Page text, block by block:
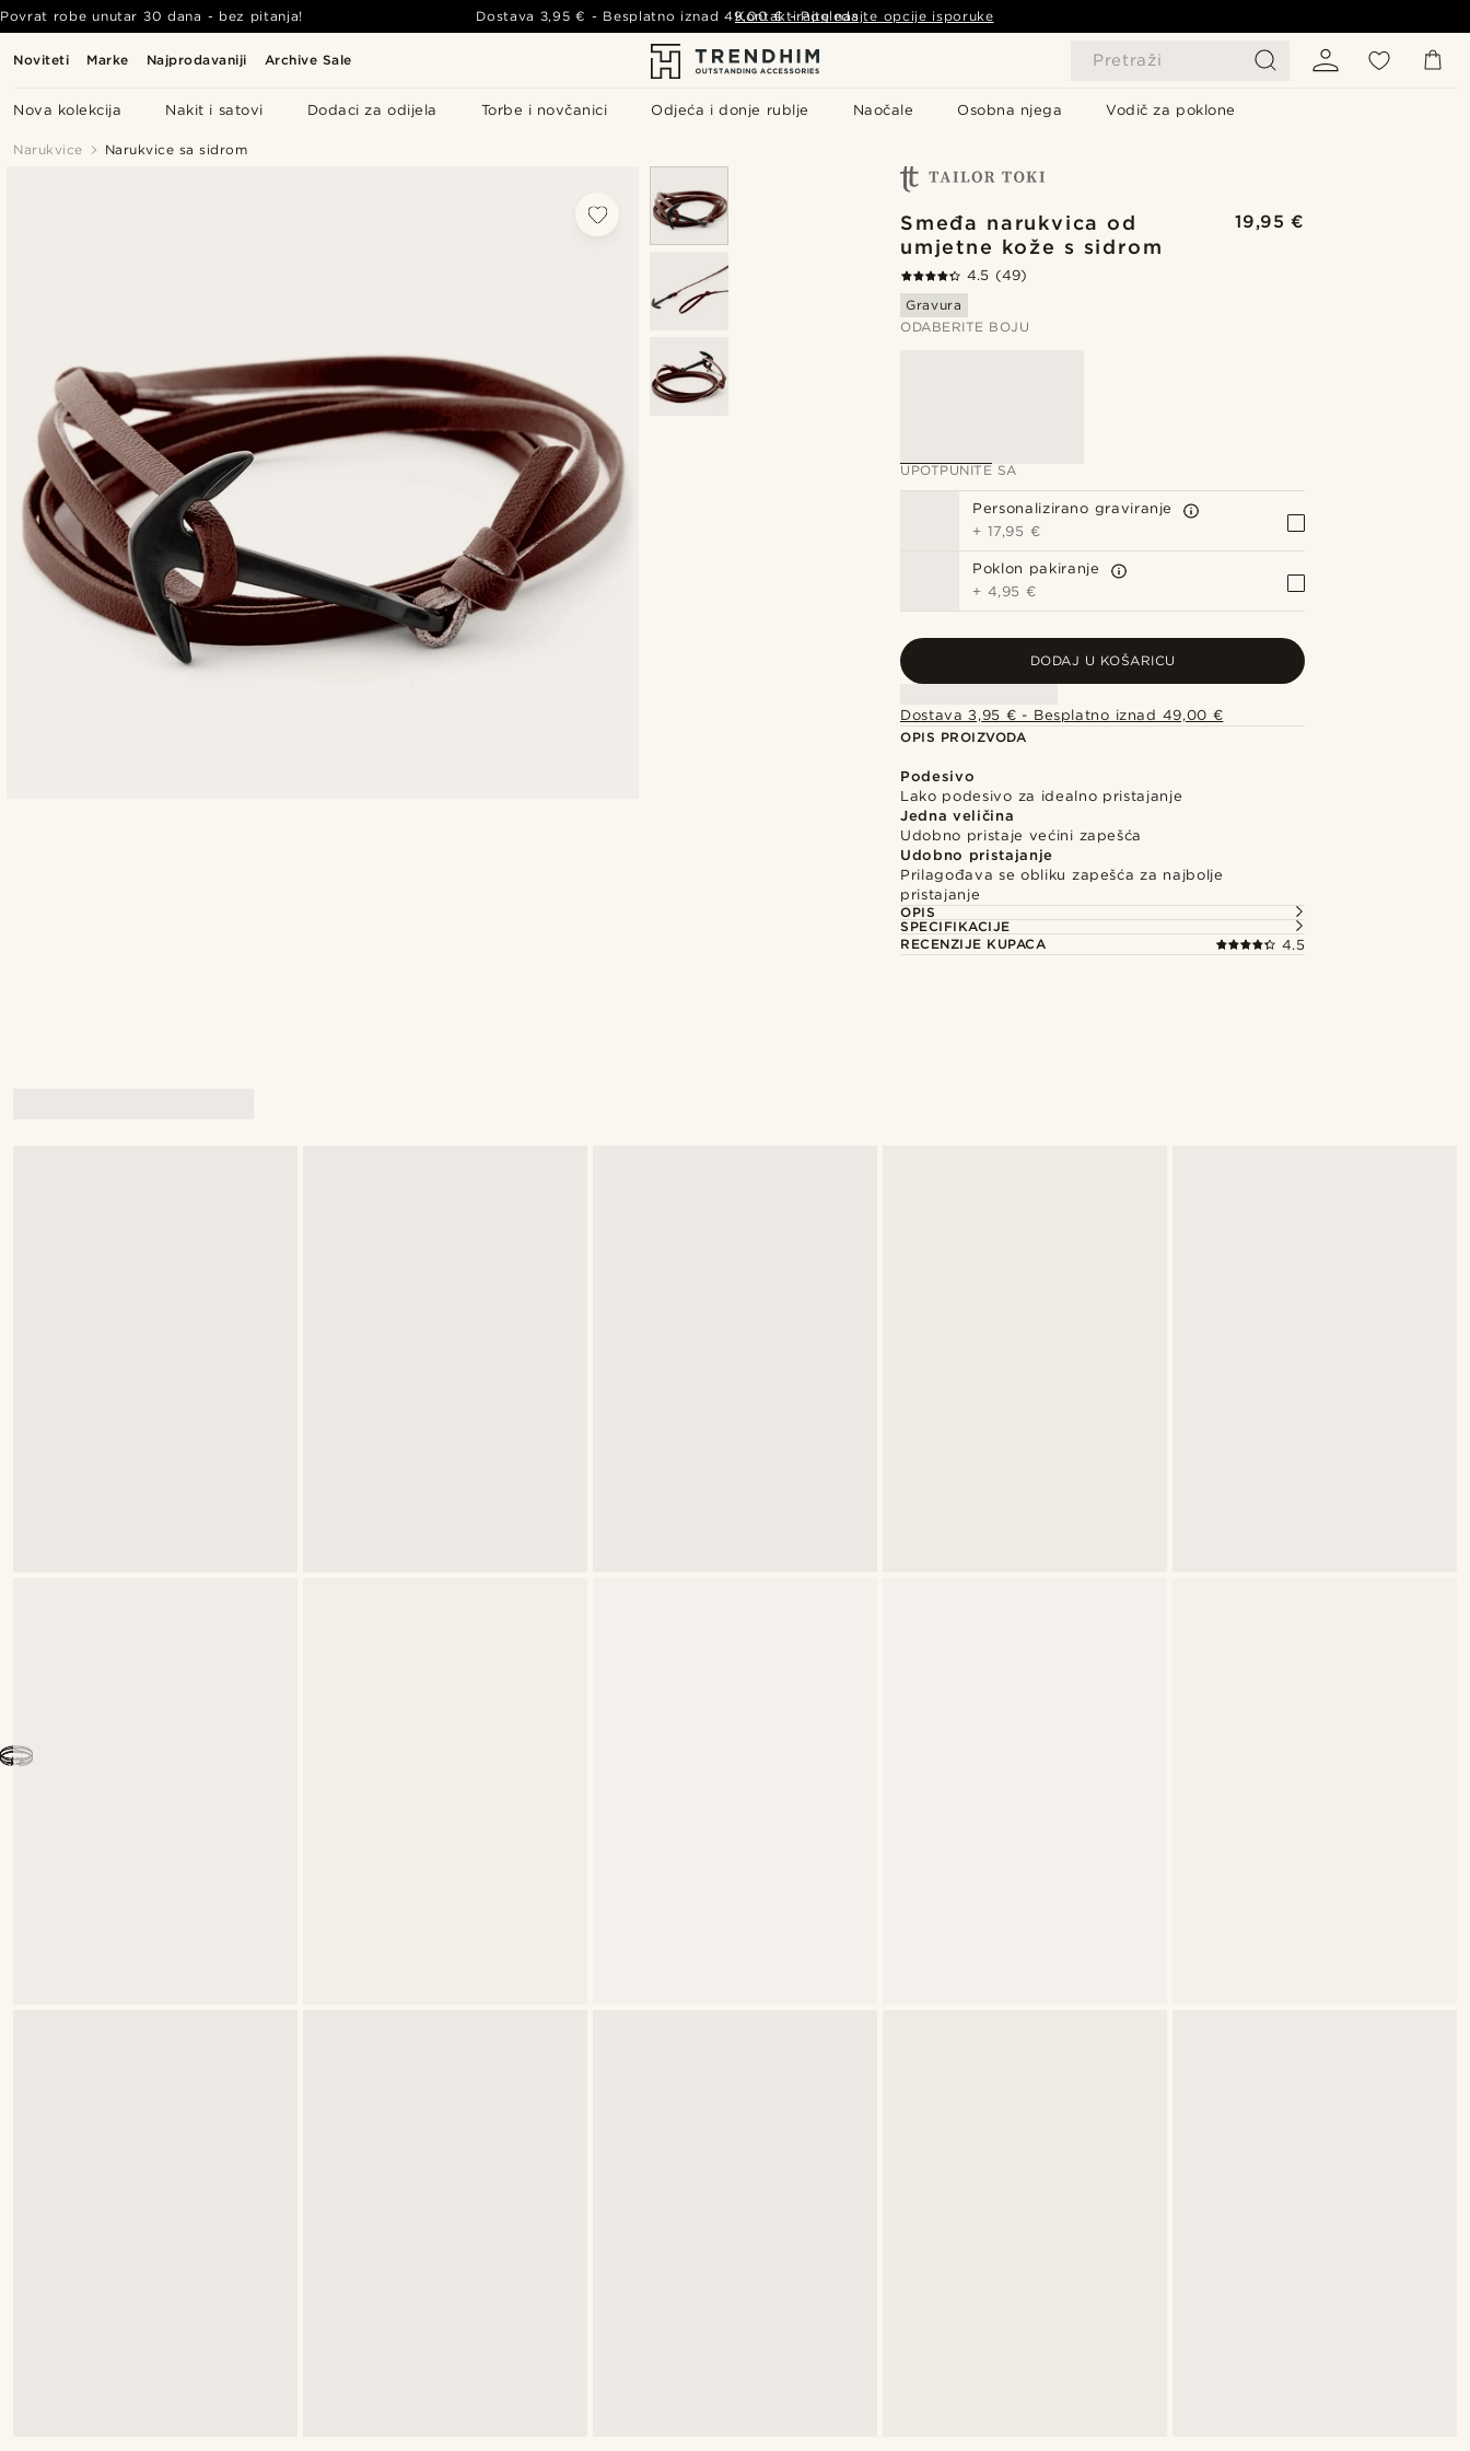
Noviteti Marke Najprodavaniji Archive Sale Pretraži
Nova kolekcija Nakit i satovi Dodaci za odijela Torbe i novčanici Odjeća i donje rublje Naočale Osobna njega Vodič za poklone
Povrat robe unutar 30 dana - bez pitanja! Dostava 3,95 € - Besplatno iznad49,00 € - Pogledajte opcije isporuke
Kontaktirajte nas
Narukvice Narukvice sa sidrom
Smeđa narukvica od
umjetne kože s sidrom
19,95 €
4.5 (49)
Gravura
ODABERITE BOJU
UPOTPUNITE SA
Personalizirano graviranje
+ 17,95 €
Poklon pakiranje
+ 4,95 €
DODAJ U KOŠARICU
Dostava 3,95 € - Besplatno iznad 49,00 €
OPIS PROIZVODA
Podesivo
Lako podesivo za idealno pristajanje
Jedna veličina
Udobno pristaje većini zapešća
Udobno pristajanje
Prilagođava se obliku zapešća za najbolje
pristajanje
OPIS
SPECIFIKACIJE
RECENZIJE KUPACA
4.5